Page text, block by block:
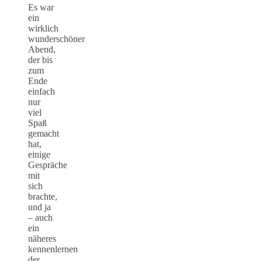
Es war
ein
wirklich
wunderschöner
Abend,
der bis
zum
Ende
einfach
nur
viel
Spaß
gemacht
hat,
einige
Gespräche
mit
sich
brachte,
und ja
– auch
ein
näheres
kennenlernen